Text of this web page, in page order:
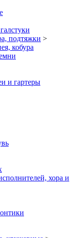
подтяжки >
кобура
и гартеры
хора и